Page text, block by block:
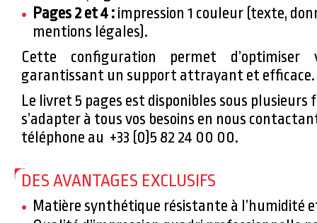
Pages 2 et 4 : impression 1 couleur (texte,
mentions légales).
Cette configuration permet
garantissant un support attrayant et efficace.
Le livret 5 pages est disponibles sous
s’adapter à tous vos besoins en nous
téléphone au +33 (0)5 82 24 00 00.
DES AVANTAGES EXCLUSIFS
Matière synthétique résistante à l’humidité